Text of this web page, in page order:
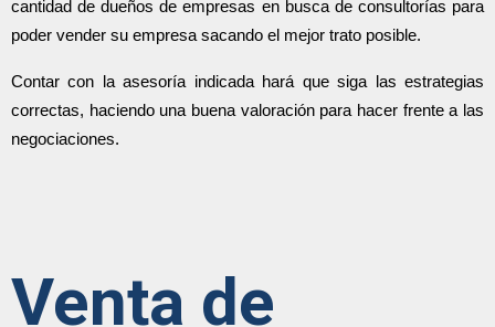
cantidad de dueños de empresas en busca de consultorías para
poder vender su empresa sacando el mejor trato posible.
Contar con la asesoría indicada hará que siga las estrategias
correctas, haciendo una buena valoración para hacer frente a las
negociaciones.
Venta de